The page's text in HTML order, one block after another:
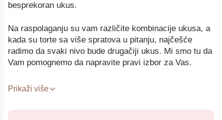
besprekoran ukus.
Na raspolaganju su vam različite kombinacije ukusa, a
kada su torte sa više spratova u pitanju, najčešće
radimo da svaki nivo bude drugačiji ukus. Mi smo tu da
Vam pomognemo da napravite pravi izbor za Vas.
Prikaži više